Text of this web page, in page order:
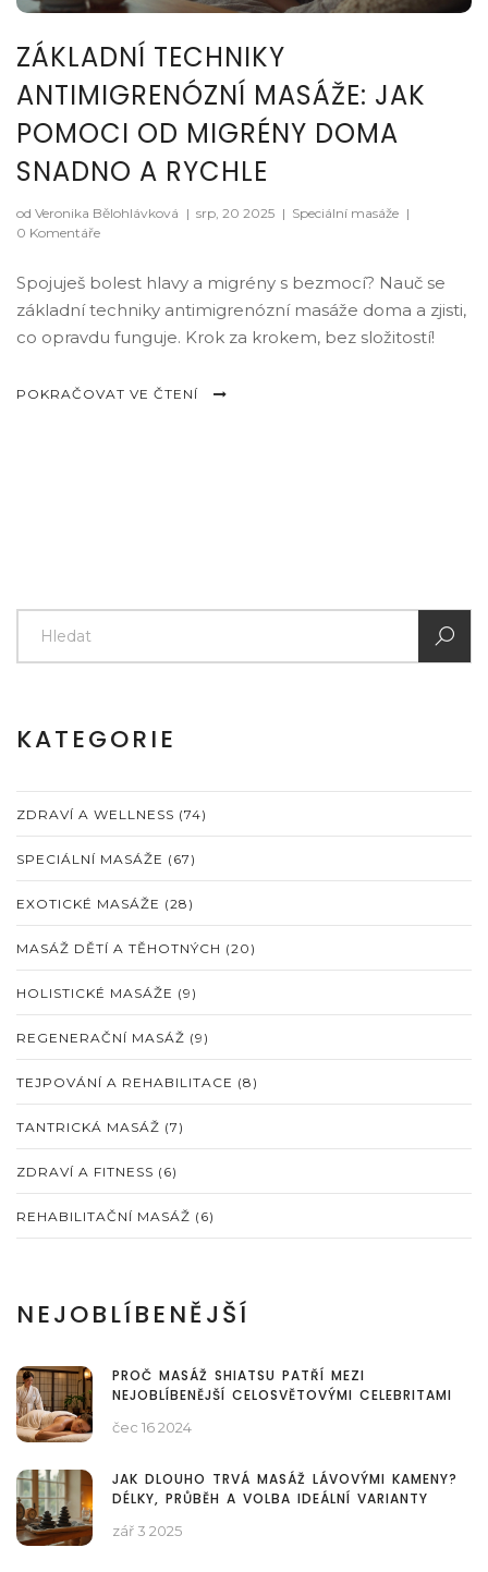
ZÁKLADNÍ TECHNIKY
ANTIMIGRENÓZNÍ MASÁŽE: JAK
POMOCI OD MIGRÉNY DOMA
SNADNO A RYCHLE
od Veronika Bělohlávková | srp, 20 2025 | Speciální masáže |
0 Komentáře
Spojuješ bolest hlavy a migrény s bezmocí? Nauč se
základní techniky antimigrenózní masáže doma a zjisti,
co opravdu funguje. Krok za krokem, bez složitostí!
POKRAČOVAT VE ČTENÍ
KATEGORIE
ZDRAVÍ A WELLNESS (74)
SPECIÁLNÍ MASÁŽE (67)
EXOTICKÉ MASÁŽE (28)
MASÁŽ DĚTÍ A TĚHOTNÝCH (20)
HOLISTICKÉ MASÁŽE (9)
REGENERAČNÍ MASÁŽ (9)
TEJPOVÁNÍ A REHABILITACE (8)
TANTRICKÁ MASÁŽ (7)
ZDRAVÍ A FITNESS (6)
REHABILITAČNÍ MASÁŽ (6)
NEJOBLÍBENĚJŠÍ
PROČ MASÁŽ SHIATSU PATŘÍ MEZI
NEJOBLÍBENĚJŠÍ CELOSVĚTOVÝMI CELEBRITAMI
čec 16 2024
JAK DLOUHO TRVÁ MASÁŽ LÁVOVÝMI KAMENY?
DÉLKY, PRŮBĚH A VOLBA IDEÁLNÍ VARIANTY
zář 3 2025